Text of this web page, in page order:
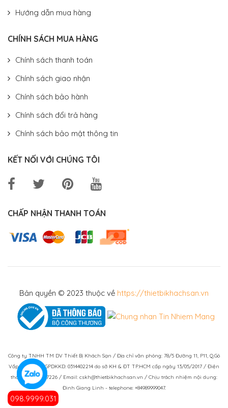
098.9999.031
Hướng dẫn mua hàng
CHÍNH SÁCH MUA HÀNG
Chính sách thanh toán
Chính sách giao nhận
Chính sách bảo hành
Chính sách đổi trả hàng
Chính sách bảo mật thông tin
KẾT NỐI VỚI CHÚNG TÔI
CHẤP NHẬN THANH TOÁN
Bản quyền © 2023 thuộc về https://thietbikhachsan.vn
Công ty TNHH TM DV Thiết Bị Khách Sạn / Địa chỉ văn phòng: 78/5 Đường 11, P11, Q.Gò
Vấp, TPHCM / GPDKKD: 0314402214 do sở KH & ĐT TP.HCM cấp ngày 13/05/2017 / Điện
thoại: (028)73007226 / Email: cskh@thietbikhachsan.vn / Chịu trách nhiệm nội dung:
Đinh Giang Linh - telephone: +84989999047.